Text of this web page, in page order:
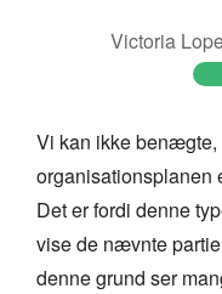
Victoria
Vi kan ikke benægte,
organisationsplanen
Det er fordi denne
vise de nævnte
denne grund ser